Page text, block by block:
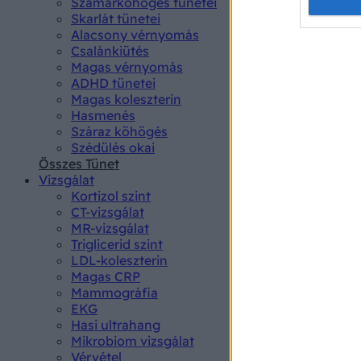
Skarlát tünetei
Alacsony vérnyomás
Csalánkiütés
Magas vérnyomás
ADHD tünetei
Magas koleszterin
Hasmenés
Száraz köhögés
Szédülés okai
Összes Tünet
Vizsgálat
Kortizol szint
CT-vizsgálat
MR-vizsgálat
Triglicerid szint
LDL-koleszterin
Magas CRP
Mammográfia
EKG
Hasi ultrahang
Mikrobiom vizsgálat
Vérvétel